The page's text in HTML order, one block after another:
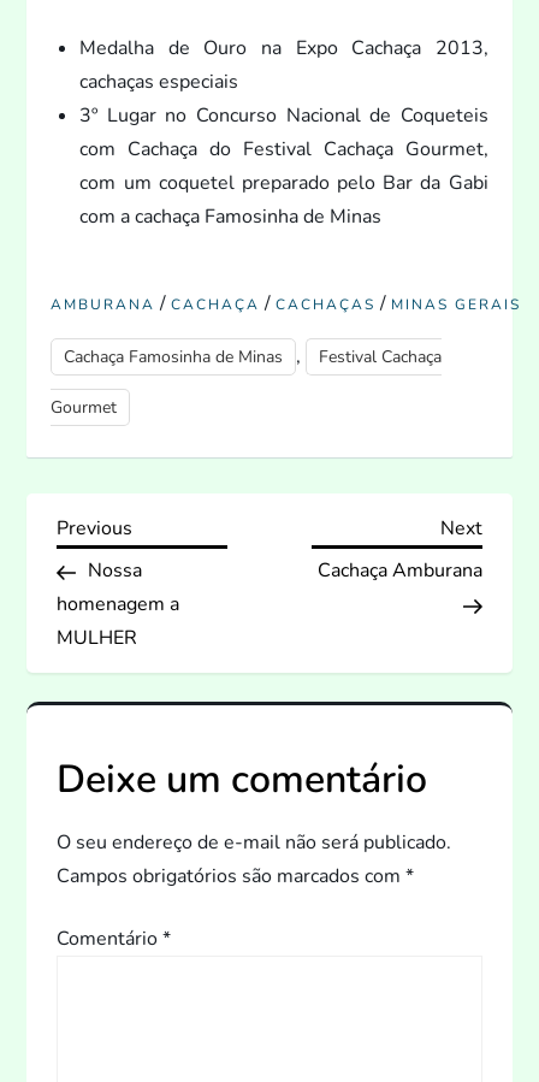
Medalha de Ouro na Expo Cachaça 2013,
cachaças especiais
3º Lugar no Concurso Nacional de Coqueteis
com Cachaça do Festival Cachaça Gourmet,
com um coquetel preparado pelo Bar da Gabi
com a cachaça Famosinha de Minas
AMBURANA /CACHAÇA /CACHAÇAS / MINAS GERAIS
Cachaça Famosinha de Minas , Festival Cachaça
Gourmet
N
a
v
e
g
a
ç
ã
Previous
Post
Previous
Nossa
homenagem a
MULHER
Next
Post
Next
Cachaça Amburana
Deixe um comentário
O seu endereço de e-mail não será publicado.
Campos obrigatórios são marcados com*
Comentário*